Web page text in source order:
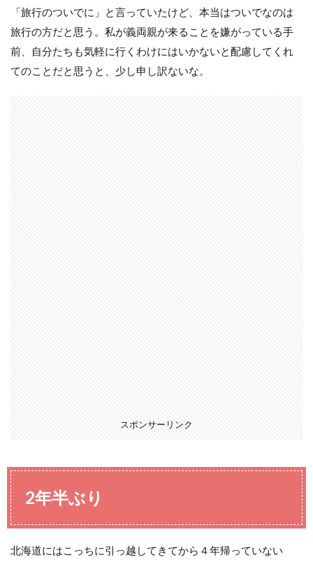
「旅行のついでに」と言っていたけど、本当はついでなのは
旅行の方だと思う。私が義両親が来ることを嫌がっている手
前、自分たちも気軽に行くわけにはいかないと配慮してくれ
てのことだと思うと、少し申し訳ないな。
スポンサーリンク
2年半ぶり
北海道にはこっちに引っ越してきてから４年帰っていない